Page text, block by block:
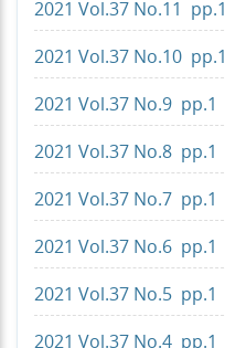
2021 Vol.37 No.11 pp.1
2021 Vol.37 No.10 pp.1
2021 Vol.37 No.9 pp.1
2021 Vol.37 No.8 pp.1
2021 Vol.37 No.7 pp.1
2021 Vol.37 No.6 pp.1
2021 Vol.37 No.5 pp.1
2021 Vol.37 No.4 pp.1